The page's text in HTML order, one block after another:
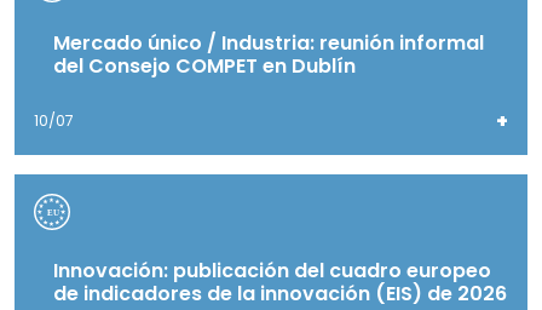
Mercado único / Industria: reunión informal
del Consejo COMPET en Dublín
10/07 +
Innovación: publicación del cuadro europeo
de indicadores de la innovación (EIS) de 2026